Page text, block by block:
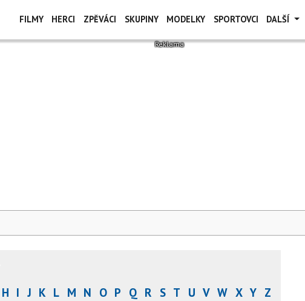
FILMY HERCI ZPĚVÁCI SKUPINY MODELKY SPORTOVCI DALŠÍ
H I J K L M N O P Q R S T U V W X Y Z